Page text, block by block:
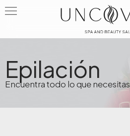
Epilación
Encuentra todo lo que necesitas